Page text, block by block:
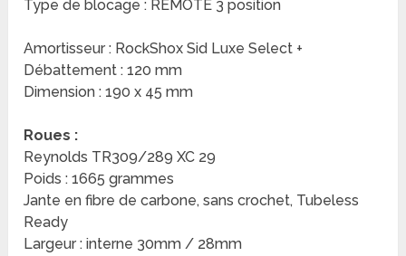
Type de blocage : REMOTE 3 position
Amortisseur : RockShox Sid Luxe Select +
Débattement : 120 mm
Dimension : 190 x 45 mm
Roues :
Reynolds TR309/289 XC 29
Poids : 1665 grammes
Jante en fibre de carbone, sans crochet, Tubeless
Ready
Largeur : interne 30mm / 28mm